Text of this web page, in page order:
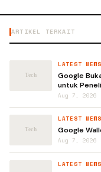
ARTIKEL TERKAIT
LATEST NEWS
Google
untuk
Aug 7, 2026
LATEST NEWS
Google
Aug 7, 2026
LATEST NEWS